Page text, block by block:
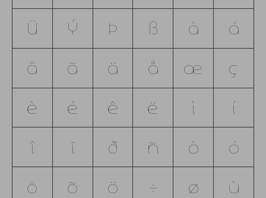
Ü
Ý Þ ß à
á
â
ã ä å æ
ç
è
é ê ë ì
í
î
ï ð ñ ò
ó
ô
õ ö ÷ ø
ù